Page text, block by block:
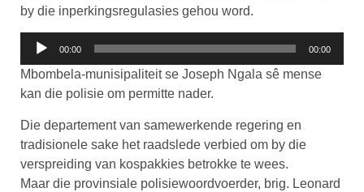
by die inperkingsregulasies gehou word.
Klankspeler
00:00 00:00
Mbombela-munisipaliteit se Joseph Ngala sê mense
kan die polisie om permitte nader.
Die departement van samewerkende regering en
tradisionele sake het raadslede verbied om by die
verspreiding van kospakkies betrokke te wees.
Maar die provinsiale polisiewoordvoerder, brig. Leonard